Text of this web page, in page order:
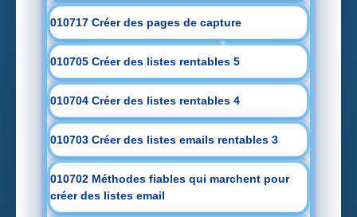
010717 Créer des pages de capture
010705 Créer des listes rentables 5
010704 Créer des listes rentables 4
010703 Créer des listes emails rentables 3
010702 Méthodes fiables qui marchent pour
créer des listes email